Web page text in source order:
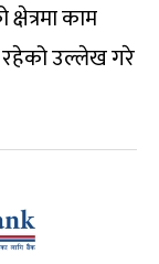
काम
रहेको उल्लेख गरे